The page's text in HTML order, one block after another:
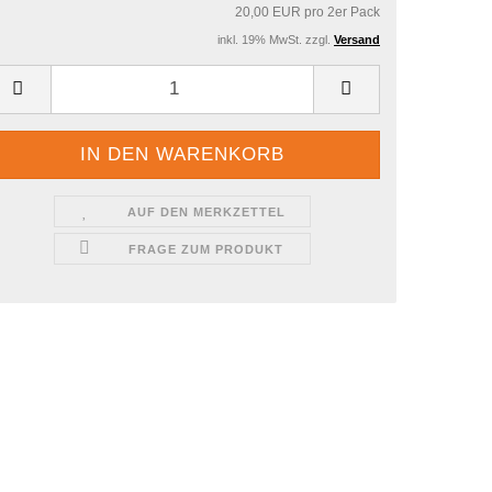
20,00 EUR pro 2er Pack
inkl. 19% MwSt. zzgl. Versand
AUF DEN MERKZETTEL
FRAGE ZUM PRODUKT